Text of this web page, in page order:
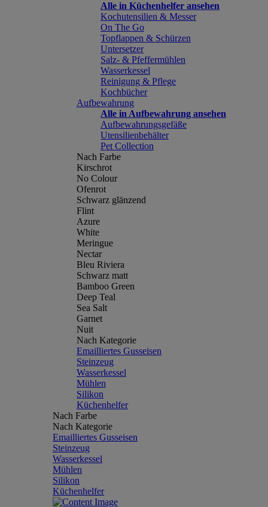
Alle in Küchenhelfer ansehen
Kochutensilien & Messer
On The Go
Topflappen & Schürzen
Untersetzer
Salz- & Pfeffermühlen
Wasserkessel
Reinigung & Pflege
Kochbücher
Aufbewahrung
Alle in Aufbewahrung ansehen
Aufbewahrungsgefäße
Utensilienbehälter
Pet Collection
Nach Farbe
Kirschrot
No Colour
Ofenrot
Schwarz glänzend
Flint
Azure
White
Meringue
Nectar
Bleu Riviera
Schwarz matt
Bamboo Green
Deep Teal
Sea Salt
Garnet
Nuit
Nach Kategorie
Emailliertes Gusseisen
Steinzeug
Wasserkessel
Mühlen
Silikon
Küchenhelfer
Nach Farbe
Nach Kategorie
Emailliertes Gusseisen
Steinzeug
Wasserkessel
Mühlen
Silikon
Küchenhelfer